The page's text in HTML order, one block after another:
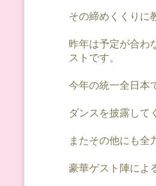
その締めくくりに
昨年は予定が合わ
ストです。
今年の統一全日本
ダンスを披露して
またその他にも全
豪華ゲスト陣によ